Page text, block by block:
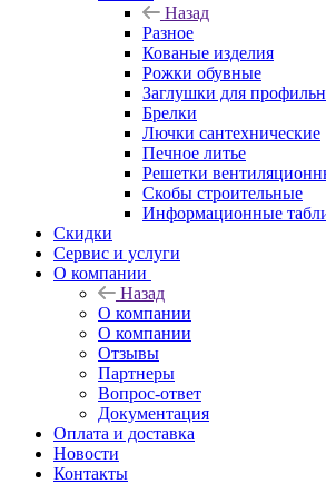
Назад
Разное
Кованые изделия
Рожки обувные
Заглушки для
Брелки
Лючки сантехнические
Печное литье
Решетки
Скобы строительные
Информационные
Скидки
Сервис и услуги
О компании
Назад
О компании
О компании
Отзывы
Партнеры
Вопрос-ответ
Документация
Оплата и доставка
Новости
Контакты